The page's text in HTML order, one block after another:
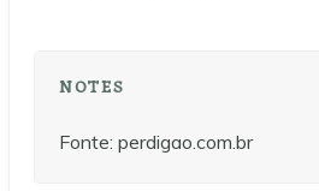
NOTES
Fonte: perdigao.com.br